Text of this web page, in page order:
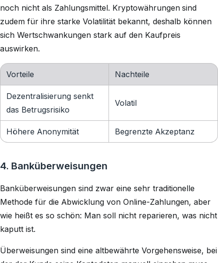
noch nicht als Zahlungsmittel. Kryptowährungen sind
zudem für ihre starke Volatilität bekannt, deshalb können
sich Wertschwankungen stark auf den Kaufpreis
auswirken.
Vorteile Nachteile
Dezentralisierung senkt
das Betrugsrisiko
Volatil
Höhere Anonymität Begrenzte Akzeptanz
4. Banküberweisungen
Banküberweisungen sind zwar eine sehr traditionelle
Methode für die Abwicklung von Online-Zahlungen, aber
wie heißt es so schön: Man soll nicht reparieren, was nicht
kaputt ist.
Überweisungen sind eine altbewährte Vorgehensweise, bei